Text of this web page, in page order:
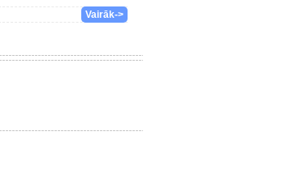
Vairāk->